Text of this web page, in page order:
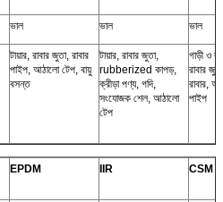
ভাল ভাল ভাল
টায়ার, রাবার জুতা, রাবার
পাইপ, আঠালো টেপ, বায়ু
বসন্ত
টায়ার, রাবার জুতা,
rubberized কাপড়,
ক্রীড়া পণ্য, গদি,
সংযোজক শেল, আঠালো
টেপ
গাড়ী ও
রাবার
রাবার,
পাইপ
EPDM IIR CSM